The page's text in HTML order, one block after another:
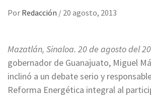
Por Redacción / 20 agosto, 2013
Mazatlán, Sinaloa. 20 de agosto del
gobernador de Guanajuato, Miguel
inclinó a un debate serio y
Reforma Energética integral al